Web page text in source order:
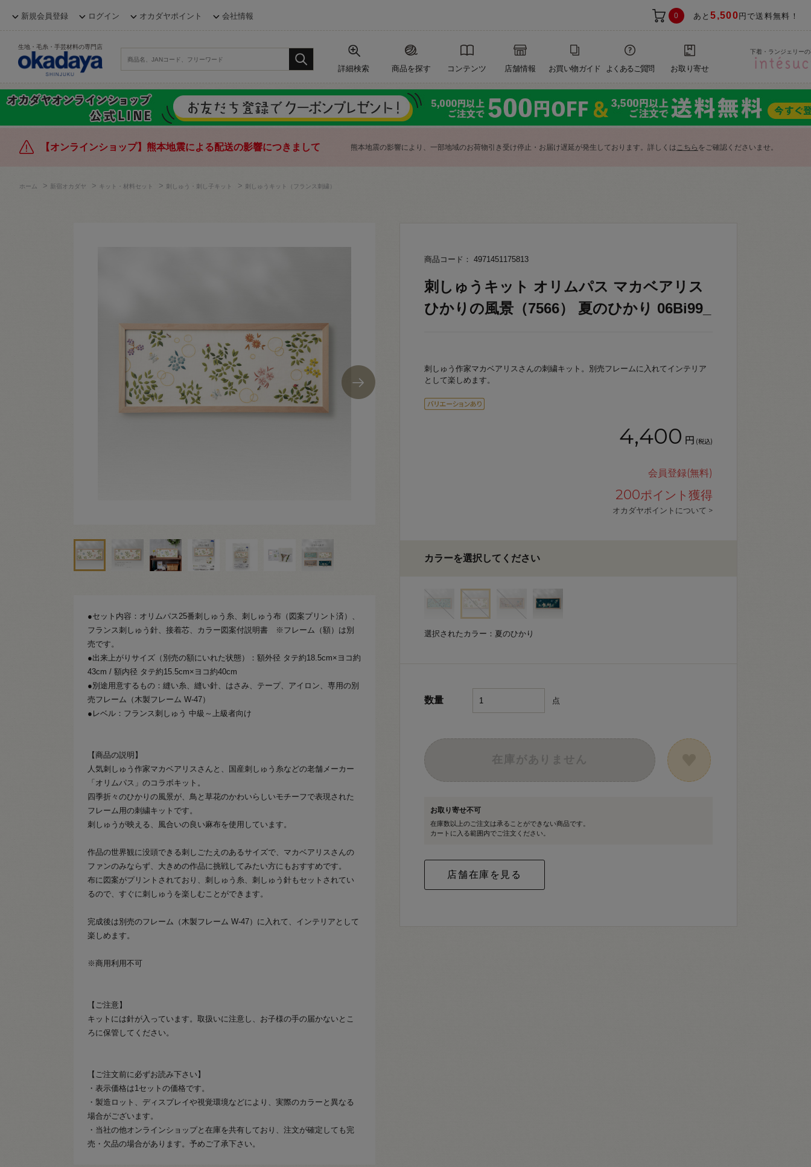
新規会員登録 ログイン オカダヤポイント 会社情報 0 あと5,500 円で送料無料！
生地・毛糸・手芸材料の専門店
詳細検索 商品を探す コンテンツ 店舗情報 お買い物ガイド よくあるご質問 お取り寄せ
下着・ランジェリー
【オンラインショップ】熊本地震による配送の影響につきまして 熊本地震の影響により、一部地域のお荷物引き受け停止・お届け遅延が発生しております。詳しくはこちら をご確認くださいませ。
ホーム > 新宿オカダヤ > キット・材料セット > 刺しゅう・刺し子キット > 刺しゅうキット（フランス刺繍）
●セット内容：オリムパス25番刺しゅう糸、刺しゅう布（図案プリント済）、
フランス刺しゅう針、接着芯、カラー図案付説明書 ※フレーム（額）は別
売です。
●出来上がりサイズ（別売の額にいれた状態）：額外径 タテ約18.5cm×ヨコ約
43cm / 額内径 タテ約15.5cm×ヨコ約40cm
●別途用意するもの：縫い糸、縫い針、はさみ、テープ、アイロン、専用の別
売フレーム（木製フレーム W-47）
●レベル：フランス刺しゅう 中級～上級者向け
【商品の説明】
人気刺しゅう作家マカベアリスさんと、国産刺しゅう糸などの老舗メーカー
「オリムパス」のコラボキット。
四季折々のひかりの風景が、鳥と草花のかわいらしいモチーフで表現された
フレーム用の刺繍キットです。
刺しゅうが映える、風合いの良い麻布を使用しています。
作品の世界観に没頭できる刺しごたえのあるサイズで、マカベアリスさんの
ファンのみならず、大きめの作品に挑戦してみたい方にもおすすめです。
布に図案がプリントされており、刺しゅう糸、刺しゅう針もセットされてい
るので、すぐに刺しゅうを楽しむことができます。
完成後は別売のフレーム（木製フレーム W-47）に入れて、インテリアとして
楽しめます。
※商用利用不可
【ご注意】
キットには針が入っています。取扱いに注意し、お子様の手の届かないとこ
ろに保管してください。
【ご注文前に必ずお読み下さい】
・表示価格は1セットの価格です。
・製造ロット、ディスプレイや視覚環境などにより、実際のカラーと異なる
場合がございます。
・当社の他オンラインショップと在庫を共有しており、注文が確定しても完
売・欠品の場合があります。予めご了承下さい。
商品コード： 4971451175813
刺しゅうキット オリムパス マカベアリス
ひかりの風景（7566） 夏のひかり 06Bi99_
刺しゅう作家マカベアリスさんの刺繍キット。別売フレームに入れてインテリア
として楽しめます。
4,400 円 (税込)
会員登録(無料)
200ポイント獲得
オカダヤポイントについて >
カラーを選択してください
選択されたカラー：夏のひかり
数量 点
お取り寄せ不可
在庫数以上のご注文は承ることができない商品です。
カートに入る範囲内でご注文ください。